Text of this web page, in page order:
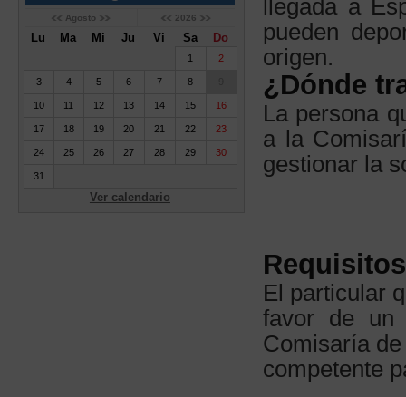
Agosto 2026
Lu Ma Mi Ju Vi Sa Do
1 2
3 4 5 6 7 8
10 11 12 13 14 15 16
17 18 19 20 21 22 23
24 25 26 27 28 29 30
31
Ver calendario
llegada a
pueden
origen.
¿Dónde
La persona
a la
gestionar la
El particular
favor de un
Comisaría
competente